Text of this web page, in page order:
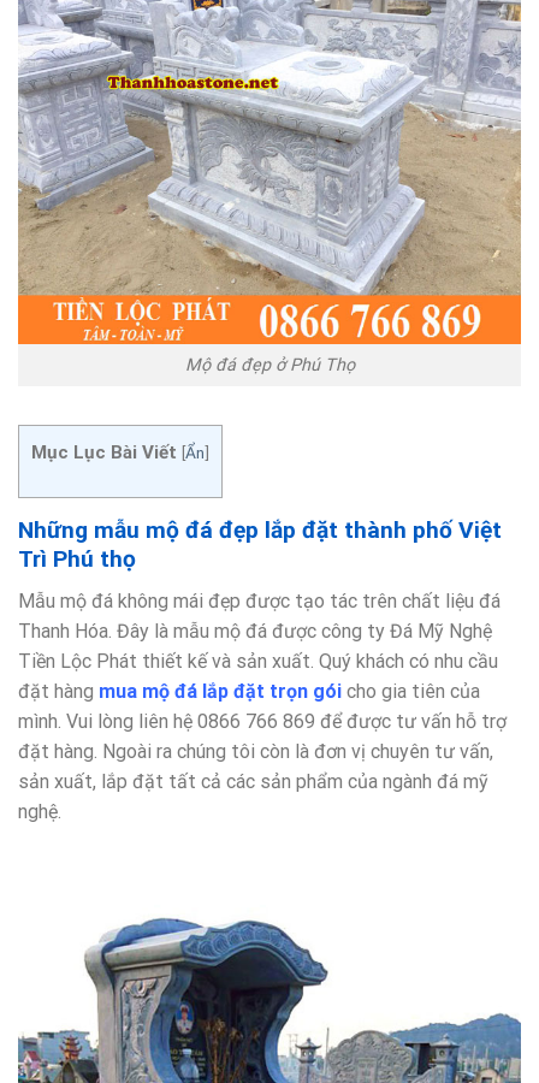
Mộ đá đẹp ở Phú Thọ
Mục Lục Bài Viết [Ẩn]
Những mẫu mộ đá đẹp lắp đặt thành phố Việt
Trì Phú thọ
Mẫu mộ đá không mái đẹp được tạo tác trên chất liệu đá
Thanh Hóa. Đây là mẫu mộ đá được công ty Đá Mỹ Nghệ
Tiền Lộc Phát thiết kế và sản xuất. Quý khách có nhu cầu
đặt hàng mua mộ đá lắp đặt trọn gói cho gia tiên của
mình. Vui lòng liên hệ 0866 766 869 để được tư vấn hỗ trợ
đặt hàng. Ngoài ra chúng tôi còn là đơn vị chuyên tư vấn,
sản xuất, lắp đặt tất cả các sản phẩm của ngành đá mỹ
nghệ.